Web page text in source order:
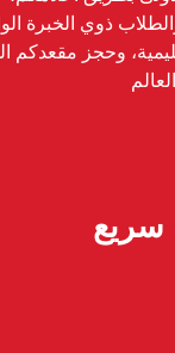
ذوي الخبرة
وحجز مقعدكم